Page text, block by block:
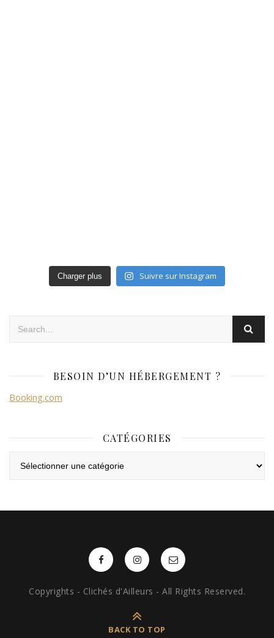
Charger plus Suivre sur Instagram
BESOIN D’UN HÉBERGEMENT ?
Booking.com
CATÉGORIES
Copyrights - Clichés d'Ailleurs - All Rights Reserved.
BACK TO TOP